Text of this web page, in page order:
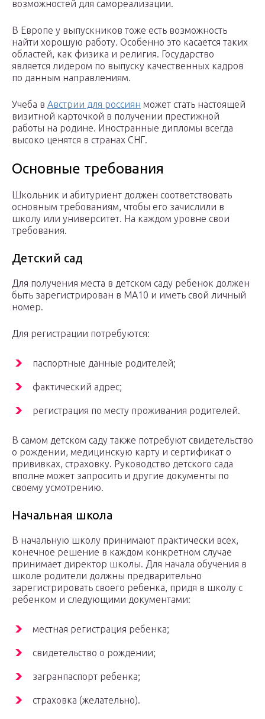
возможностей для самореализации.
В Европе у выпускников тоже есть возможность
найти хорошую работу. Особенно это касается таких
областей, как физика и религия. Государство
является лидером по выпуску качественных кадров
по данным направлениям.
Учеба в Австрии для россиян может стать настоящей
визитной карточкой в получении престижной
работы на родине. Иностранные дипломы всегда
высоко ценятся в странах СНГ.
Основные требования
Школьник и абитуриент должен соответствовать
основным требованиям, чтобы его зачислили в
школу или университет. На каждом уровне свои
требования.
Детский сад
Для получения места в детском саду ребенок должен
быть зарегистрирован в MA10 и иметь свой личный
номер.
Для регистрации потребуются:
паспортные данные родителей;
фактический адрес;
регистрация по месту проживания родителей.
В самом детском саду также потребуют свидетельство
о рождении, медицинскую карту и сертификат о
прививках, страховку. Руководство детского сада
вполне может запросить и другие документы по
своему усмотрению.
Начальная школа
В начальную школу принимают практически всех,
конечное решение в каждом конкретном случае
принимает директор школы. Для начала обучения в
школе родители должны предварительно
зарегистрировать своего ребенка, придя в школу с
ребенком и следующими документами:
местная регистрация ребенка;
свидетельство о рождении;
загранпаспорт ребенка;
страховка (желательно).